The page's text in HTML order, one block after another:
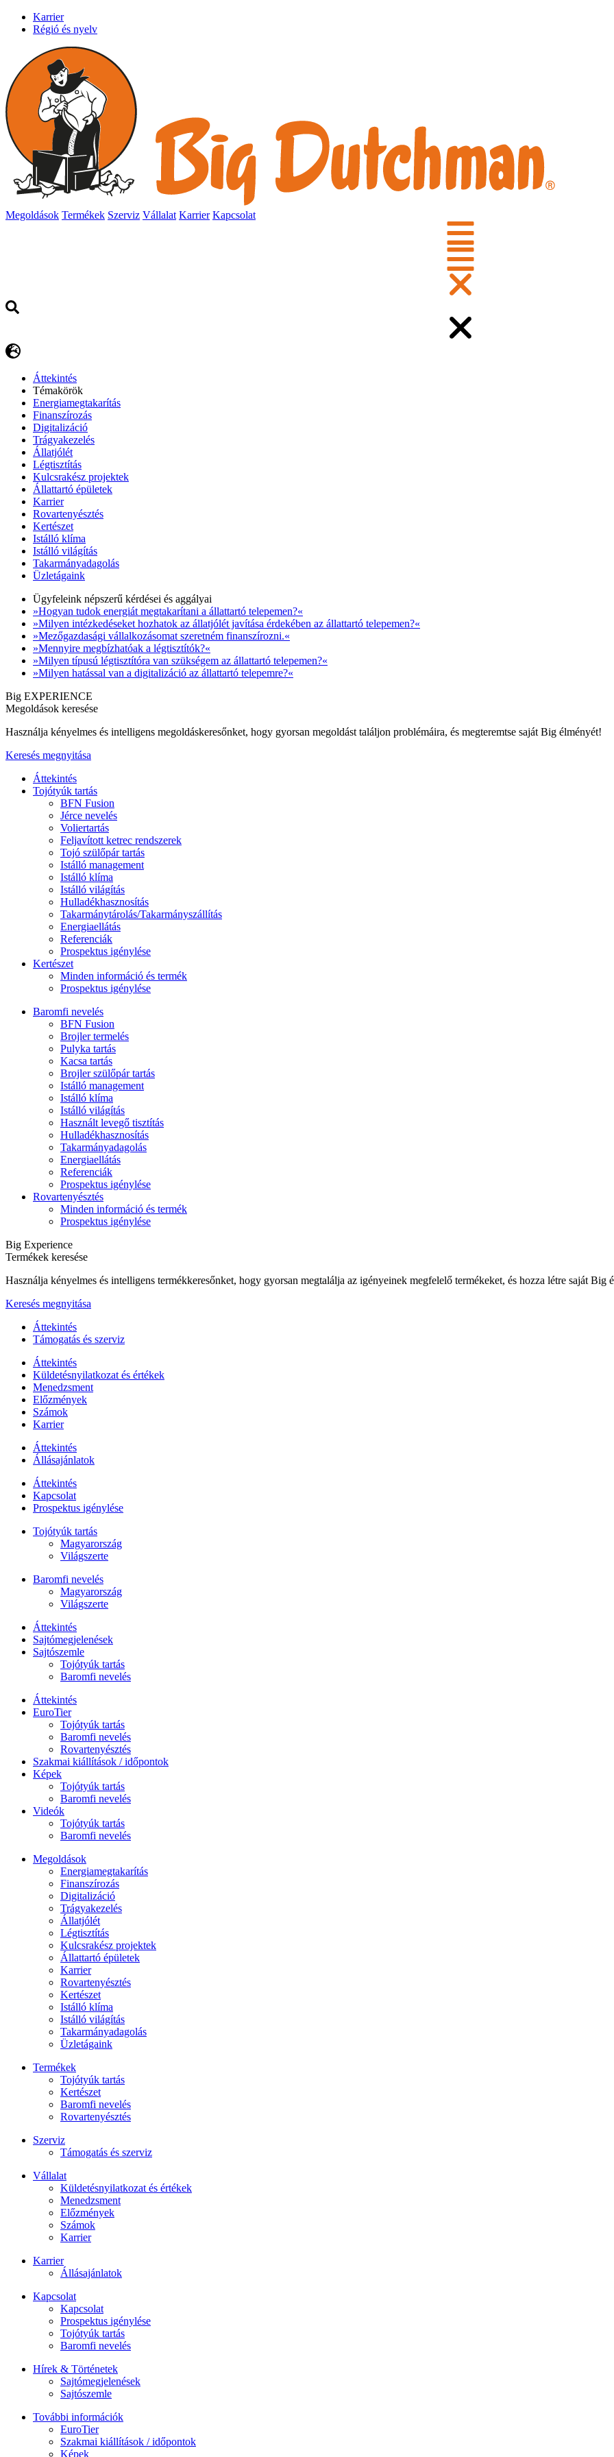
Karrier
Régió és nyelv
Megoldások Termékek Szerviz Vállalat Karrier Kapcsolat
Áttekintés
Témakörök
Energiamegtakarítás
Finanszírozás
Digitalizáció
Trágyakezelés
Állatjólét
Légtisztítás
Kulcsrakész projektek
Állattartó épületek
Karrier
Rovartenyésztés
Kertészet
Istálló klíma
Istálló világítás
Takarmányadagolás
Üzletágaink
Ügyfeleink népszerű kérdései és aggályai
»Hogyan tudok energiát megtakarítani a állattartó telepemen?«
»Milyen intézkedéseket hozhatok az állatjólét javítása érdekében az állattartó telepemen?«
»Mezőgazdasági vállalkozásomat szeretném finanszírozni.«
»Mennyire megbízhatóak a légtisztítók?«
»Milyen típusú légtisztítóra van szükségem az állattartó telepemen?«
»Milyen hatással van a digitalizáció az állattartó telepemre?«
Big EXPERIENCE
Megoldások keresése
Használja kényelmes és intelligens megoldáskeresőnket, hogy gyorsan megoldást találjon problémáira, és megteremtse saját Big élményét!
Keresés megnyitása
Áttekintés
Tojótyúk tartás
BFN Fusion
Jérce nevelés
Voliertartás
Feljavított ketrec rendszerek
Tojó szülőpár tartás
Istálló management
Istálló klíma
Istálló világítás
Hulladékhasznosítás
Takarmánytárolás/Takarmányszállítás
Energiaellátás
Referenciák
Prospektus igénylése
Kertészet
Minden információ és termék
Prospektus igénylése
Baromfi nevelés
BFN Fusion
Brojler termelés
Pulyka tartás
Kacsa tartás
Brojler szülőpár tartás
Istálló management
Istálló klíma
Istálló világítás
Használt levegő tisztítás
Hulladékhasznosítás
Takarmányadagolás
Energiaellátás
Referenciák
Prospektus igénylése
Rovartenyésztés
Minden információ és termék
Prospektus igénylése
Big Experience
Termékek keresése
Használja kényelmes és intelligens termékkeresőnket, hogy gyorsan megtalálja az igényeinek megfelelő termékeket, és hozza létre saját Big
Keresés megnyitása
Áttekintés
Támogatás és szerviz
Áttekintés
Küldetésnyilatkozat és értékek
Menedzsment
Előzmények
Számok
Karrier
Áttekintés
Állásajánlatok
Áttekintés
Kapcsolat
Prospektus igénylése
Tojótyúk tartás
Magyarország
Világszerte
Baromfi nevelés
Magyarország
Világszerte
Áttekintés
Sajtómegjelenések
Sajtószemle
Tojótyúk tartás
Baromfi nevelés
Áttekintés
EuroTier
Tojótyúk tartás
Baromfi nevelés
Rovartenyésztés
Szakmai kiállítások / időpontok
Képek
Tojótyúk tartás
Baromfi nevelés
Videók
Tojótyúk tartás
Baromfi nevelés
Megoldások
Energiamegtakarítás
Finanszírozás
Digitalizáció
Trágyakezelés
Állatjólét
Légtisztítás
Kulcsrakész projektek
Állattartó épületek
Karrier
Rovartenyésztés
Kertészet
Istálló klíma
Istálló világítás
Takarmányadagolás
Üzletágaink
Termékek
Tojótyúk tartás
Kertészet
Baromfi nevelés
Rovartenyésztés
Szerviz
Támogatás és szerviz
Vállalat
Küldetésnyilatkozat és értékek
Menedzsment
Előzmények
Számok
Karrier
Karrier
Állásajánlatok
Kapcsolat
Kapcsolat
Prospektus igénylése
Tojótyúk tartás
Baromfi nevelés
Hírek & Történetek
Sajtómegjelenések
Sajtószemle
További információk
EuroTier
Szakmai kiállítások / időpontok
Képek